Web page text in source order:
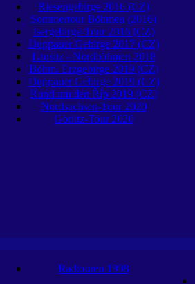
Riesengebirge 2016 (CZ)
Sommertour Böhmen (2016)
Isergebirge-Tour 2016 (CZ)
Duppauer Gebirge 2017 (CZ)
Lausitz - Nordböhmen 2018
Böhm. Erzgebirge 2019 (CZ)
Duppauer Gebirge 2019 (CZ)
Rund um den Říp 2019 (CZ)
Nordsachsen-Tour 2020
Görlitz-Tour 2020
Radtouren 1998